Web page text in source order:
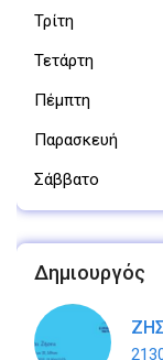
Τρίτη
Τετάρτη
Πέμπτη
Παρασκευή
Σάββατο
Δημιουργός